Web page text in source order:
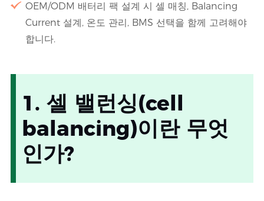
OEM/ODM 배터리 팩 설계 시 셀 매칭, Balancing
Current 설계, 온도 관리, BMS 선택을 함께 고려해야
합니다.
1. 셀 밸런싱(cell
balancing)이란 무엇
인가?